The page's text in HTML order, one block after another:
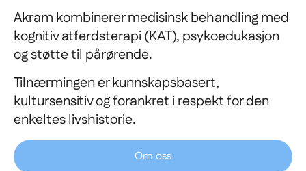
Akram kombinerer medisinsk behandling med
kognitiv atferdsterapi (KAT), psykoedukasjon
og støtte til pårørende.
Tilnærmingen er kunnskapsbasert,
kultursensitiv og forankret i respekt for den
enkeltes livshistorie.
Om oss